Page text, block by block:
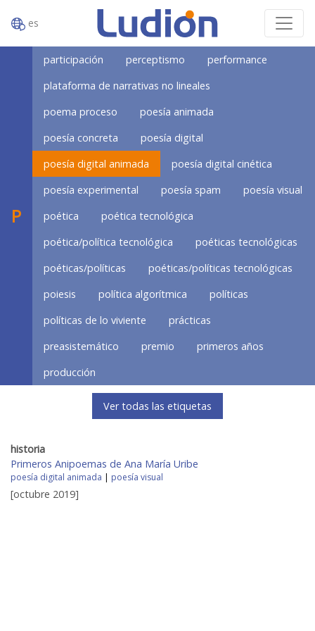
es
P
participación perceptismo
performance
plataforma de narrativas no lineales
poema proceso
poesía animada
poesía concreta
poesía digital
poesía digital animada
poesía digital cinética
poesía experimental
poesía spam
poesía visual
poética
poética tecnológica
poética/política tecnológica
poéticas tecnológicas
poéticas/políticas
poéticas/políticas tecnológicas
poiesis
política algorítmica
políticas
políticas de lo viviente
prácticas
preasistemático
premio
primeros años
producción
Ver todas las etiquetas
historia
Primeros Anipoemas de Ana María Uribe
poesía digital animada | poesía visual
[octubre 2019]